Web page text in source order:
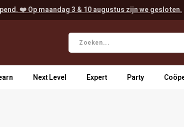
❤️ Op maandag 3 & 10 augustus zijn we gesloten.
Next Level Expert Party